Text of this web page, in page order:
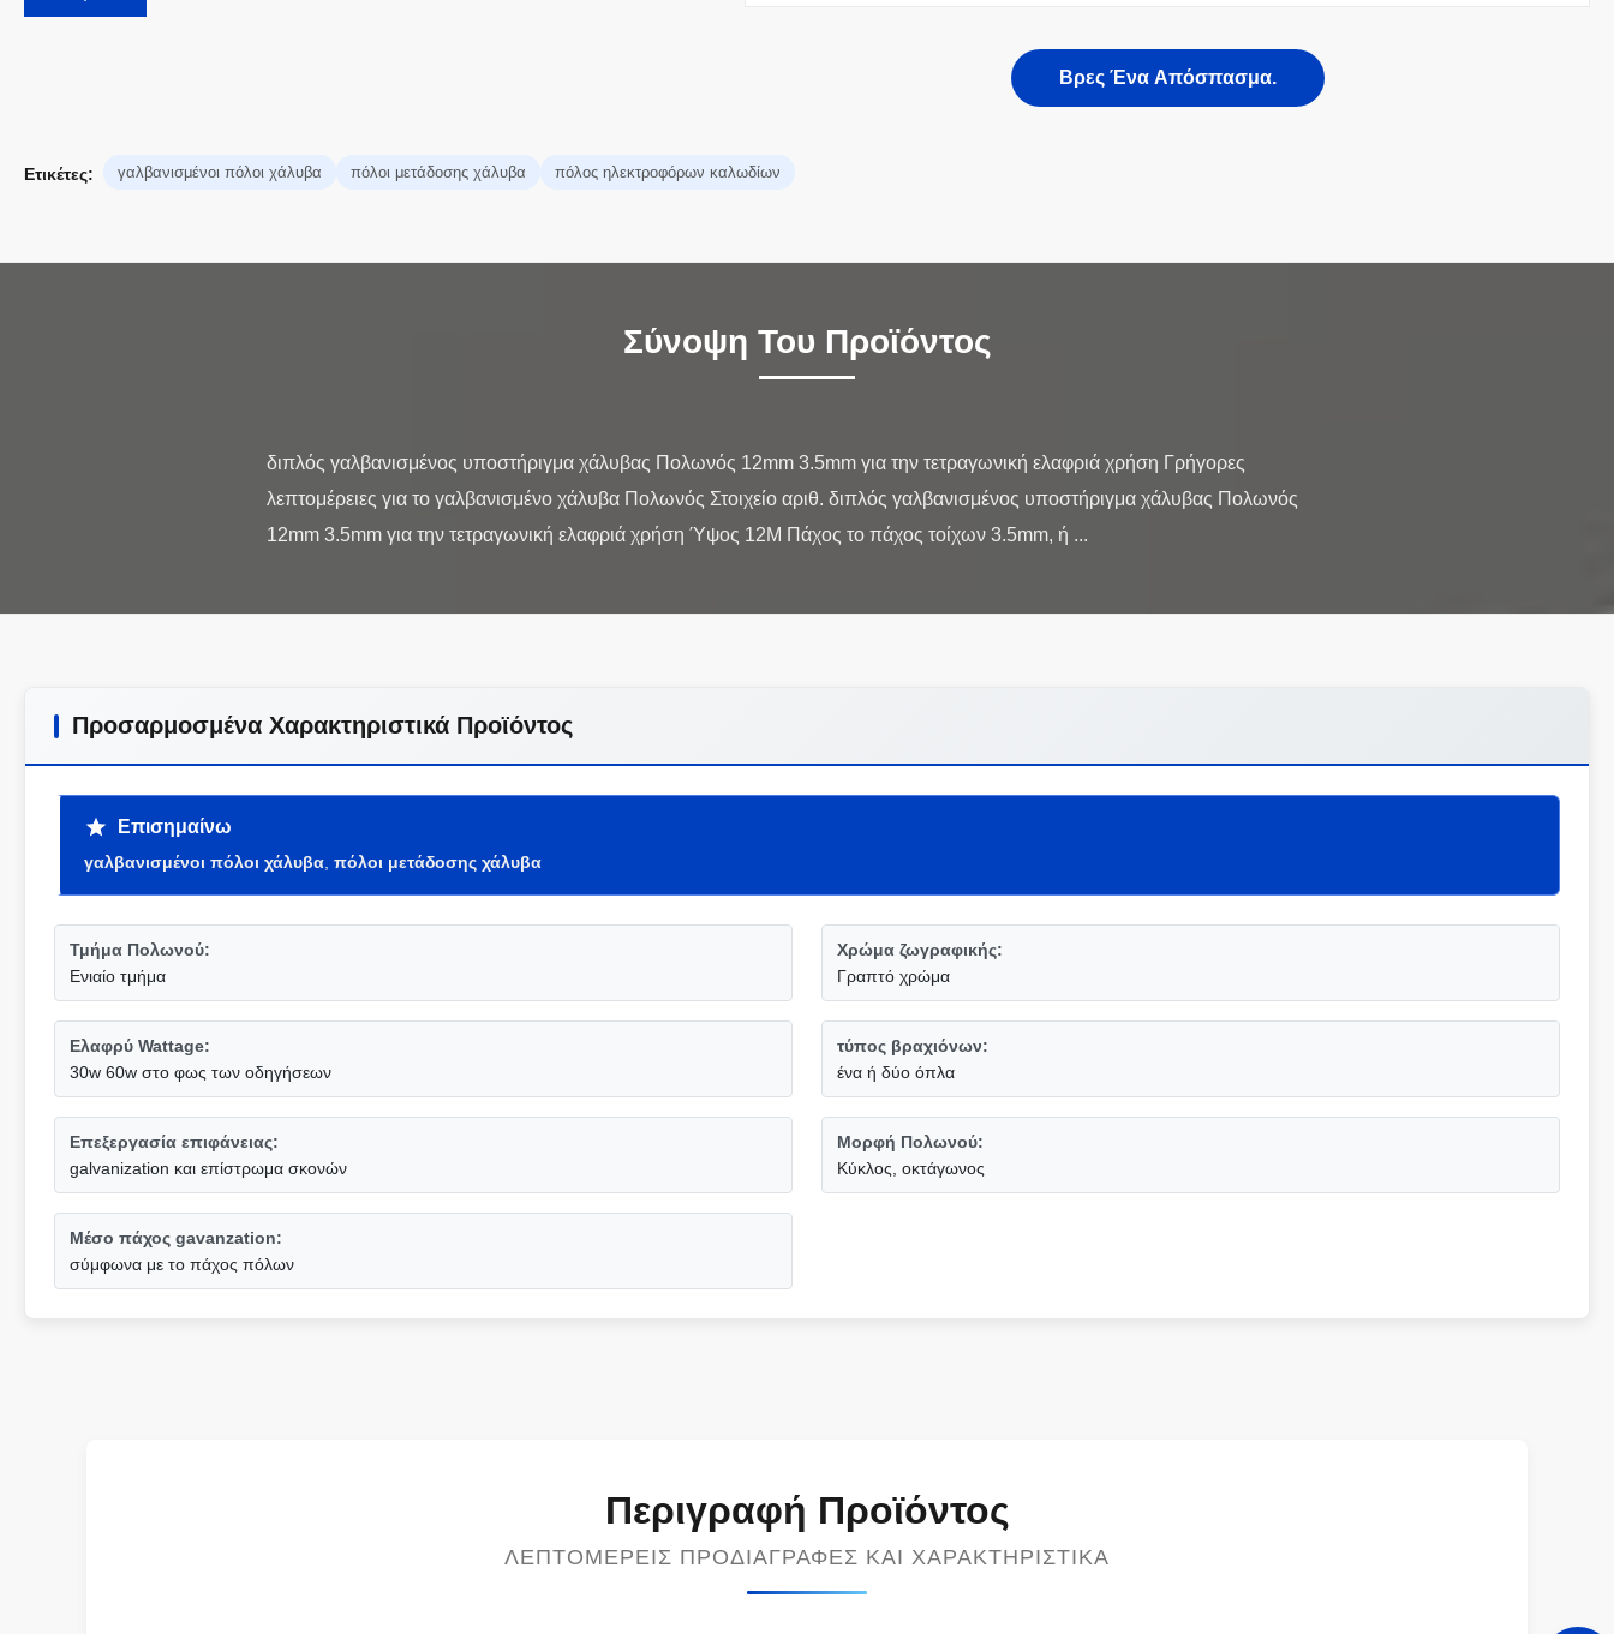
Βρες Ένα Απόσπασμα.
Ετικέτες: γαλβανισμένοι πόλοι χάλυβα πόλοι μετάδοσης χάλυβα πόλος ηλεκτροφόρων καλωδίων
Σύνοψη Του Προϊόντος
διπλός γαλβανισμένος υποστήριγμα χάλυβας Πολωνός 12mm 3.5mm για την τετραγωνική ελαφριά χρήση Γρήγορες
λεπτομέρειες για το γαλβανισμένο χάλυβα Πολωνός Στοιχείο αριθ. διπλός γαλβανισμένος υποστήριγμα χάλυβας Πολωνός
Προσαρμοσμένα Χαρακτηριστικά Προϊόντος
Επισημαίνω
γαλβανισμένοι πόλοι χάλυβα πόλοι μετάδοσης χάλυβα
Τμήμα Πολωνού:
Ενιαίο τμήμα
Χρώμα ζωγραφικής:
Γραπτό χρώμα
Ελαφρύ Wattage:
30w 60w στο φως των οδηγήσεων
τύπος βραχιόνων:
ένα ή δύο όπλα
Επεξεργασία επιφάνειας:
galvanization και επίστρωμα σκονών
Μορφή Πολωνού:
Κύκλος, οκτάγωνος
Μέσο πάχος gavanzation:
σύμφωνα με το πάχος πόλων
Περιγραφή Προϊόντος
ΛΕΠΤΟΜΕΡΕΊΣ ΠΡΟΔΙΑΓΡΑΦΈΣ ΚΑΙ ΧΑΡΑΚΤΗΡΙΣΤΙΚΆ